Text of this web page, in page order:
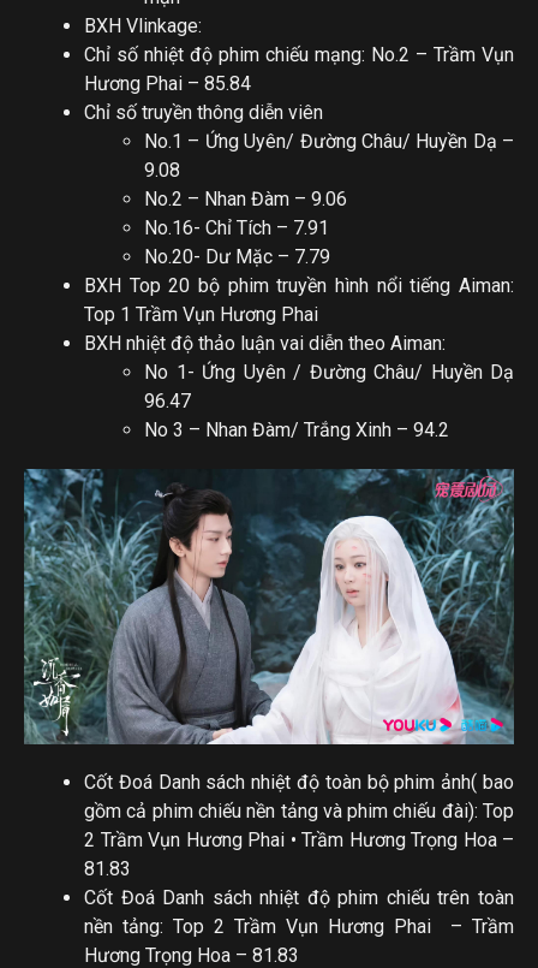
BXH Vlinkage:
Chỉ số nhiệt độ phim chiếu mạng: No.2 – Trầm Vụn
Hương Phai – 85.84
Chỉ số truyền thông diễn viên
No.1 – Ứng Uyên/ Đường Châu/ Huyền Dạ –
9.08
No.2 – Nhan Đàm – 9.06
No.16- Chỉ Tích – 7.91
No.20- Dư Mặc – 7.79
BXH Top 20 bộ phim truyền hình nổi tiếng Aiman:
Top 1 Trầm Vụn Hương Phai
BXH nhiệt độ thảo luận vai diễn theo Aiman:
No 1- Ứng Uyên / Đường Châu/ Huyền Dạ
96.47
No 3 – Nhan Đàm/ Trắng Xinh – 94.2
Cốt Đoá Danh sách nhiệt độ toàn bộ phim ảnh( bao
gồm cả phim chiếu nền tảng và phim chiếu đài): Top
2 Trầm Vụn Hương Phai • Trầm Hương Trọng Hoa –
81.83
Cốt Đoá Danh sách nhiệt độ phim chiếu trên toàn
nền tảng: Top 2 Trầm Vụn Hương Phai – Trầm
Hương Trọng Hoa – 81.83